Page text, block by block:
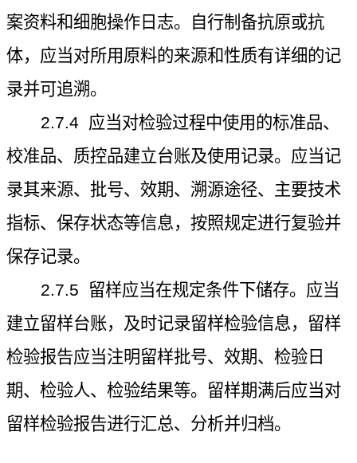
案资料和细胞操作日志。自行制备抗原或抗
体，应当对所用原料的来源和性质有详细的记
录并可追溯。
2.7.4 应当对检验过程中使用的标准品、
校准品、质控品建立台账及使用记录。应当记
录其来源、批号、效期、溯源途径、主要技术
指标、保存状态等信息，按照规定进行复验并
保存记录。
2.7.5 留样应当在规定条件下储存。应当
建立留样台账，及时记录留样检验信息，留样
检验报告应当注明留样批号、效期、检验日
期、检验人、检验结果等。留样期满后应当对
留样检验报告进行汇总、分析并归档。